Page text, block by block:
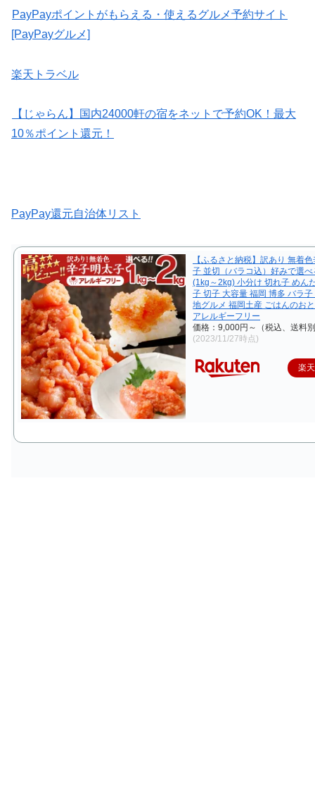
PayPayポイントがもらえる・使えるグルメ予約サイト
[PayPayグルメ]
楽天トラベル
【じゃらん】国内24000軒の宿をネットで予約OK！最大
10％ポイント還元！
PayPay還元自治体リスト
【ふるさと納税】訳あり 無着
子 並切（バラコ込）好みで選
(1kg～2kg) 小分け 切れ子 めん
子 切子 大容量 福岡 博多 バラ
地グルメ 福岡土産 ごはんのお
アレルギーフリー
価格：9,000円～（税込、送料
(2023/11/27時点)
楽